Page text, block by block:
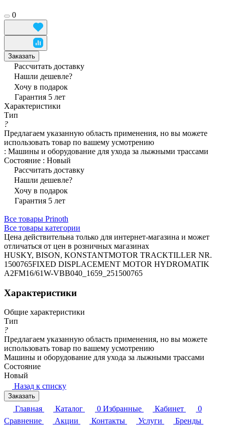
0
Заказать
Рассчитать доставку
Нашли дешевле?
Хочу в подарок
Гарантия 5 лет
Характеристики
Тип
?
Предлагаем указанную область применения, но вы можете
использовать товар по вашему усмотрению
: Машины и оборудование для ухода за лыжными трассами
Состояние : Новый
Рассчитать доставку
Нашли дешевле?
Хочу в подарок
Гарантия 5 лет
Все товары Prinoth
Все товары категории
Цена действительна только для интернет-магазина и может
отличаться от цен в розничных магазинах
HUSKY, BISON, KONSTANTMOTOR TRACKTILLER NR.
1500765FIXED DISPLACEMENT MOTOR HYDROMATIK
A2FM16/61W-VBB040_1659_251500765
Характеристики
Общие характеристики
Тип
?
Предлагаем указанную область применения, но вы можете
использовать товар по вашему усмотрению
Машины и оборудование для ухода за лыжными трассами
Состояние
Новый
Назад к списку
Заказать
Главная Каталог 0 Избранные Кабинет
0
Сравнение
Акции Контакты Услуги
Бренды